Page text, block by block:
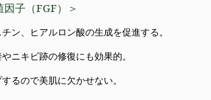
子（FGF）＞
ン、ヒアルロン酸の生成を促進する。
ニキビ跡の修復にも効果的。
るので美肌に欠かせない。